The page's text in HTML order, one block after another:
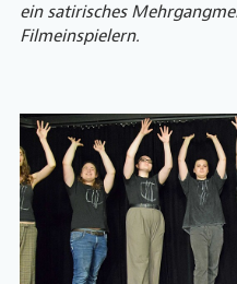
ein satirisches
Filmeinspielern.